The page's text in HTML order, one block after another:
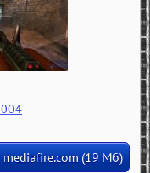
mediafire.com (19 Мб)